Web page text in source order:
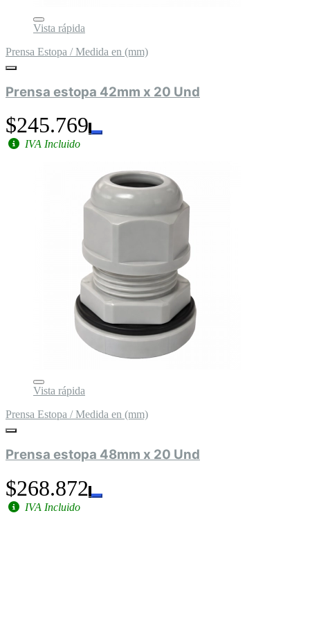
Vista rápida
Prensa Estopa / Medida en (mm)
Prensa estopa 42mm x 20 Und
$245.769
IVA Incluido
Vista rápida
Prensa Estopa / Medida en (mm)
Prensa estopa 48mm x 20 Und
$268.872
IVA Incluido